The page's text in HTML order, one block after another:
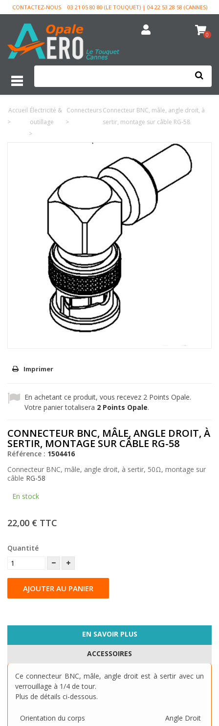
CONTACTEZ-NOUS 03 21 05 80 80 (LE TOUQUET) | 04 22 53 28 58 (CANNES)
0
Accueil
>
Électricité &
outillage
>
Connecteurs
>
Connecteur BNC, mâle, angle droit, à
sertir, montage sur câble RG-58
Imprimer
En achetant ce produit, vous recevez 2 Points Opale.
Votre panier totalisera 2 Points Opale.
CONNECTEUR BNC, MÂLE, ANGLE DROIT, À
SERTIR, MONTAGE SUR CÂBLE RG-58
Référence : 1504416
Connecteur BNC, mâle, angle droit, à sertir, 50Ω, montage sur
câble RG-58
En stock
22,00 € TTC
Quantité
AJOUTER AU PANIER
EN SAVOIR PLUS
ACCESSOIRES
Ce connecteur BNC, mâle, angle droit est à sertir avec un
verrouillage à 1/4 de tour.
Plus de détails ci-dessous.
Orientation du corps Angle Droit